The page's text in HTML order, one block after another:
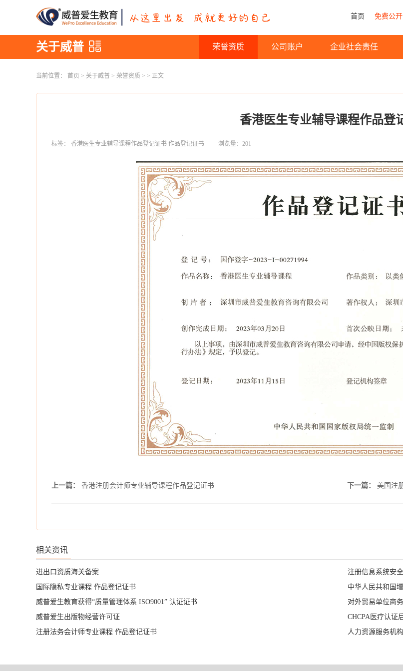
首页 免费公
关于威普 荣誉资质 公司账户 企业社会责任
当前位置： 首页 > 关于威普 > 荣誉资质 > > 正文
香港医生专业辅导课程作品登
标签： 香港医生专业辅导课程作品登记证书 作品登记证书 浏览量：201
上一篇： 香港注册会计师专业辅导课程作品登记证书 下一篇： 美国注
相关资讯
进出口资质海关备案
注册信息系统安
国际隐私专业课程 作品登记证书
中华人民共和国
威普爱生教育获得“质量管理体系 ISO9001” 认证证书
对外贸易单位商
威普爱生出版物经营许可证
CHCPA医疗认证
注册法务会计师专业课程 作品登记证书
人力资源服务机